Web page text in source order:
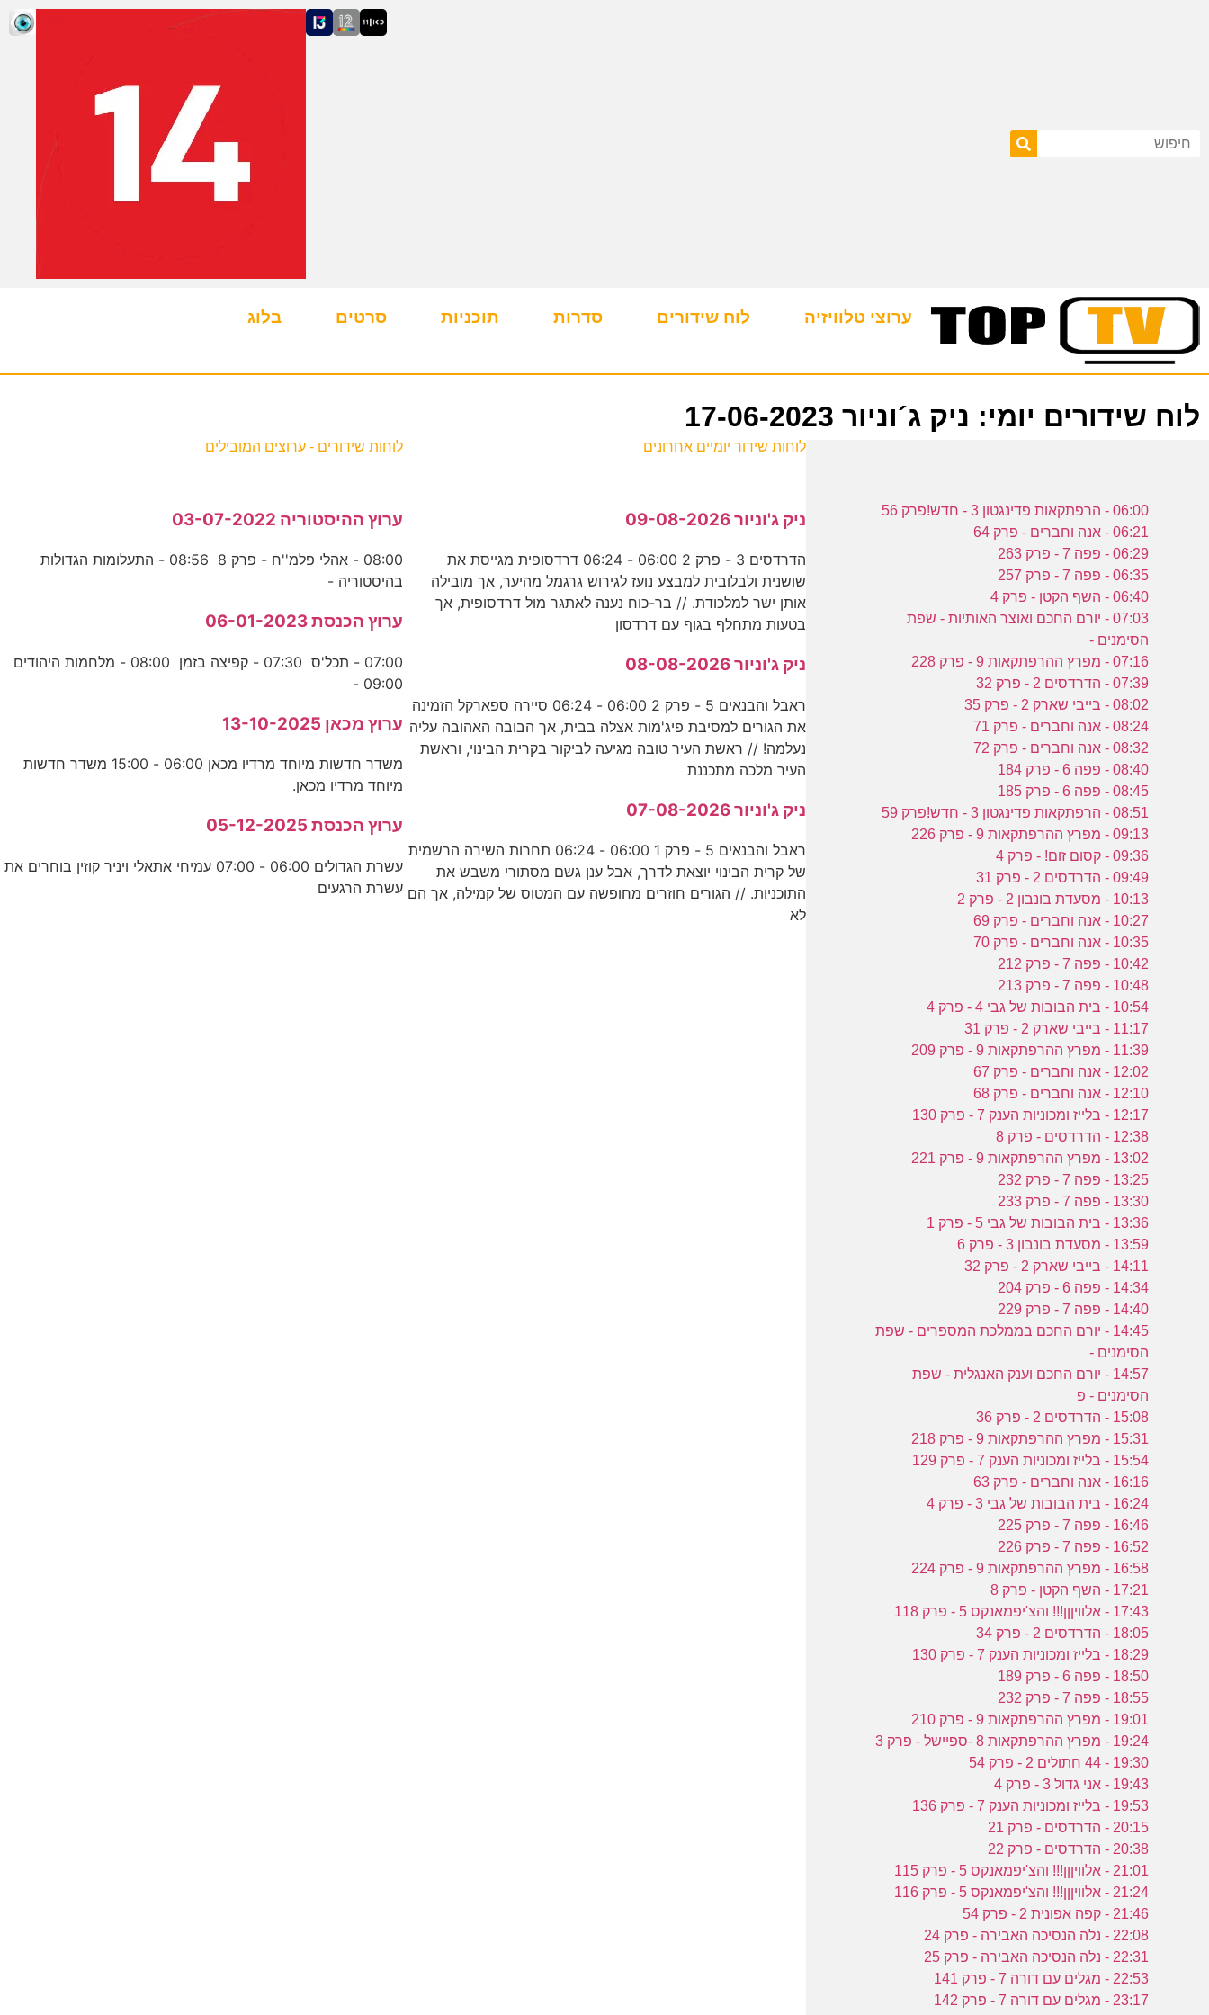
ערוצי טלוויזיה לוח שידורים סדרות תוכניות סרטים בלוג
לוח שידורים יומי: ניק ג´וניור 17-06-2023
06:00 - הרפתקאות פדינגטון 3 - חדש!פרק 56
06:21 - אנה וחברים - פרק 64
06:29 - פפה 7 - פרק 263
06:35 - פפה 7 - פרק 257
06:40 - השף הקטן - פרק 4
07:03 - יורם החכם ואוצר האותיות - שפת
הסימנים -
07:16 - מפרץ ההרפתקאות 9 - פרק 228
07:39 - הדרדסים 2 - פרק 32
08:02 - בייבי שארק 2 - פרק 35
08:24 - אנה וחברים - פרק 71
08:32 - אנה וחברים - פרק 72
08:40 - פפה 6 - פרק 184
08:45 - פפה 6 - פרק 185
08:51 - הרפתקאות פדינגטון 3 - חדש!פרק 59
09:13 - מפרץ ההרפתקאות 9 - פרק 226
09:36 - קסום זום! - פרק 4
09:49 - הדרדסים 2 - פרק 31
10:13 - מסעדת בונבון 2 - פרק 2
10:27 - אנה וחברים - פרק 69
10:35 - אנה וחברים - פרק 70
10:42 - פפה 7 - פרק 212
10:48 - פפה 7 - פרק 213
10:54 - בית הבובות של גבי 4 - פרק 4
11:17 - בייבי שארק 2 - פרק 31
11:39 - מפרץ ההרפתקאות 9 - פרק 209
12:02 - אנה וחברים - פרק 67
12:10 - אנה וחברים - פרק 68
12:17 - בלייז ומכוניות הענק 7 - פרק 130
12:38 - הדרדסים - פרק 8
13:02 - מפרץ ההרפתקאות 9 - פרק 221
13:25 - פפה 7 - פרק 232
13:30 - פפה 7 - פרק 233
13:36 - בית הבובות של גבי 5 - פרק 1
13:59 - מסעדת בונבון 3 - פרק 6
14:11 - בייבי שארק 2 - פרק 32
14:34 - פפה 6 - פרק 204
14:40 - פפה 7 - פרק 229
14:45 - יורם החכם בממלכת המספרים - שפת
הסימנים -
14:57 - יורם החכם וענק האנגלית - שפת
הסימנים - פ
15:08 - הדרדסים 2 - פרק 36
15:31 - מפרץ ההרפתקאות 9 - פרק 218
15:54 - בלייז ומכוניות הענק 7 - פרק 129
16:16 - אנה וחברים - פרק 63
16:24 - בית הבובות של גבי 3 - פרק 4
16:46 - פפה 7 - פרק 225
16:52 - פפה 7 - פרק 226
16:58 - מפרץ ההרפתקאות 9 - פרק 224
17:21 - השף הקטן - פרק 8
17:43 - אלוויןןן!!! והצ'יפמאנקס 5 - פרק 118
18:05 - הדרדסים 2 - פרק 34
18:29 - בלייז ומכוניות הענק 7 - פרק 130
18:50 - פפה 6 - פרק 189
18:55 - פפה 7 - פרק 232
19:01 - מפרץ ההרפתקאות 9 - פרק 210
19:24 - מפרץ ההרפתקאות 8 -ספיישל - פרק 3
19:30 - 44 חתולים 2 - פרק 54
19:43 - אני גדול 3 - פרק 4
19:53 - בלייז ומכוניות הענק 7 - פרק 136
20:15 - הדרדסים - פרק 21
20:38 - הדרדסים - פרק 22
21:01 - אלוויןןן!!! והצ'יפמאנקס 5 - פרק 115
21:24 - אלוויןןן!!! והצ'יפמאנקס 5 - פרק 116
21:46 - קפה אפונית 2 - פרק 54
22:08 - נלה הנסיכה האבירה - פרק 24
22:31 - נלה הנסיכה האבירה - פרק 25
22:53 - מגלים עם דורה 7 - פרק 141
23:17 - מגלים עם דורה 7 - פרק 142
לוחות שידור יומיים אחרונים
ניק ג'וניור 09-08-2026
הדרדסים 3 - פרק 2 06:00 - 06:24 דרדסופית מגייסת את
שושנית ולבלובית למבצע נועז לגירוש גרגמל מהיער, אך מובילה
אותן ישר למלכודת. // בר-כוח נענה לאתגר מול דרדסופית, אך
בטעות מתחלף בגוף עם דרדסון
ניק ג'וניור 08-08-2026
ראבל והבנאים 5 - פרק 2 06:00 - 06:24 סיירה ספארקל הזמינה
את הגורים למסיבת פיג'מות אצלה בבית, אך הבובה האהובה עליה
נעלמה! // ראשת העיר טובה מגיעה לביקור בקרית הבינוי, וראשת
העיר מלכה מתכננת
ניק ג'וניור 07-08-2026
ראבל והבנאים 5 - פרק 1 06:00 - 06:24 תחרות השירה הרשמית
של קרית הבינוי יוצאת לדרך, אבל ענן גשם מסתורי משבש את
התוכניות. // הגורים חוזרים מחופשה עם המטוס של קמילה, אך הם
לא
לוחות שידורים - ערוצים המובילים
ערוץ ההיסטוריה 03-07-2022
08:00 - אהלי פלמ''ח - פרק 8 08:56 - התעלומות הגדולות
בהיסטוריה -
ערוץ הכנסת 06-01-2023
07:00 - תכל'ס 07:30 - קפיצה בזמן 08:00 - מלחמות היהודים
09:00 -
ערוץ מכאן 13-10-2025
משדר חדשות מיוחד מרדיו מכאן 06:00 - 15:00 משדר חדשות
מיוחד מרדיו מכאן.
ערוץ הכנסת 05-12-2025
עשרת הגדולים 06:00 - 07:00 עמיחי אתאלי ויניר קוזין בוחרים את
עשרת הרגעים